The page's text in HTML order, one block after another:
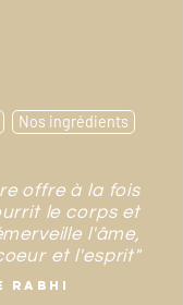
Nos ingrédients
offre à la fois
le corps et
l'âme,
et l'esprit"
rabhi